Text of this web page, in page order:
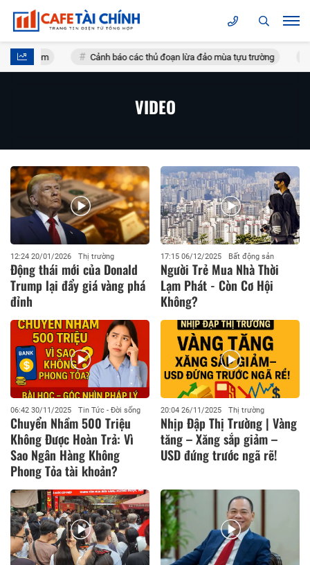
đêm Cảnh báo các thủ đoạn lừa đảo mùa tựu trường
VIDEO
12:24 20/01/2026 Thị trường
Động thái mới của Donald
Trump lại đẩy giá vàng phá
đỉnh
17:15 06/12/2025 Bất động sản
Người Trẻ Mua Nhà Thời
Lạm Phát - Còn Cơ Hội
Không?
06:42 30/11/2025 Tin Tức - Đời sống
Chuyển Nhầm 500 Triệu
Không Được Hoàn Trả: Vì
Sao Ngân Hàng Không
Phong Tỏa tài khoản?
20:04 26/11/2025 Thị trường
Nhịp Đập Thị Trường | Vàng
tăng – Xăng sắp giảm –
USD đứng trước ngã rẽ!